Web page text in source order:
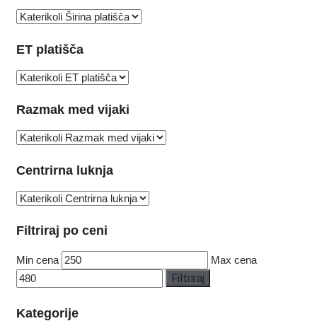
ET platišča
Razmak med vijaki
Centrirna luknja
Filtriraj po ceni
Min cena Max cena
Filtriraj
Kategorije